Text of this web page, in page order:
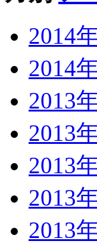
2014
2014
2013
2013
2013
2013
2013